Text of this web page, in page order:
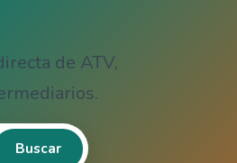
de ATV,
Buscar